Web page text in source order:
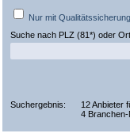
Nur mit Qualitätssicherung
Suche nach PLZ (81*) oder
Suchergebnis:
12 Anbieter
4 Branchen-